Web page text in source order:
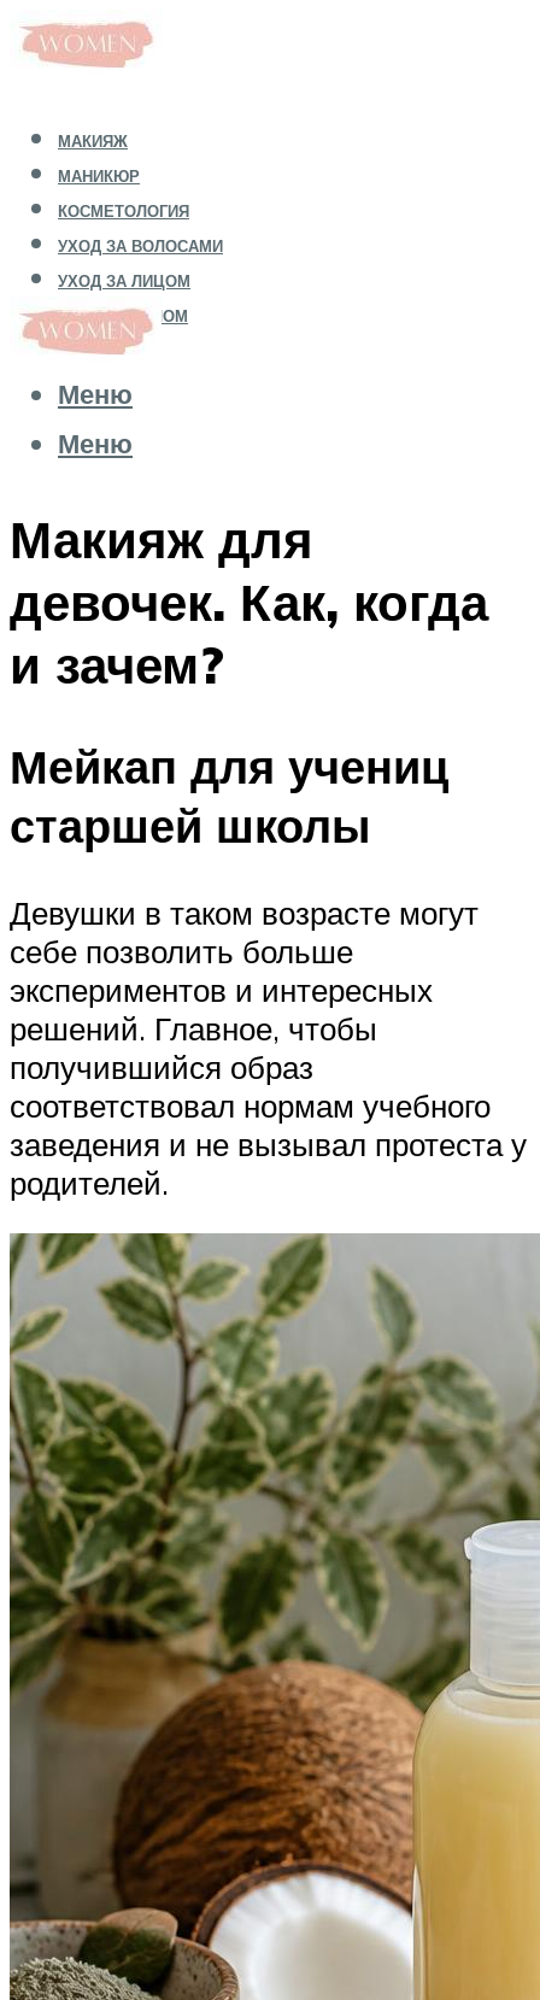
МАКИЯЖ
МАНИКЮР
КОСМЕТОЛОГИЯ
УХОД ЗА ВОЛОСАМИ
УХОД ЗА ЛИЦОМ
УХОД ЗА ТЕЛОМ
Меню
Меню
Макияж для
девочек. Как, когда
и зачем?
Мейкап для учениц
старшей школы
Девушки в таком возрасте могут
себе позволить больше
экспериментов и интересных
решений. Главное, чтобы
получившийся образ
соответствовал нормам учебного
заведения и не вызывал протеста у
родителей.